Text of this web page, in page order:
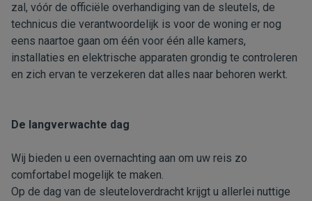
zal, vóór de officiële overhandiging van de sleutels, de
technicus die verantwoordelijk is voor de woning er nog
eens naartoe gaan om één voor één alle kamers,
installaties en elektrische apparaten grondig te controleren
en zich ervan te verzekeren dat alles naar behoren werkt.
De langverwachte dag
Wij bieden u een overnachting aan om uw reis zo
comfortabel mogelijk te maken.
Op de dag van de sleuteloverdracht krijgt u allerlei nuttige